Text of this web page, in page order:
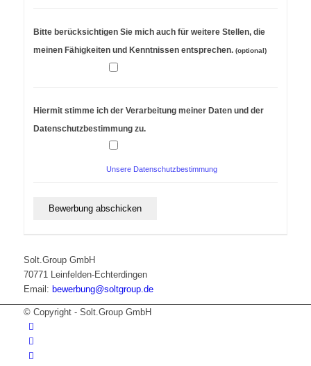
Bitte berücksichtigen Sie mich auch für weitere Stellen, die
meinen Fähigkeiten und Kenntnissen entsprechen. (optional)
Hiermit stimme ich der Verarbeitung meiner Daten und der
Datenschutzbestimmung zu.
Unsere Datenschutzbestimmung
Solt.Group GmbH
70771 Leinfelden-Echterdingen
Email: bewerbung@soltgroup.de
© Copyright - Solt.Group GmbH